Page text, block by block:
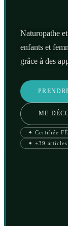
Naturopathe
enfants et
grâce à des
ME
✦ Certifiée
✦ +39 articles